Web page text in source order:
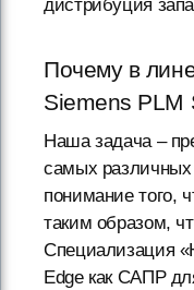
дистрибуция
Почему в
Siemens PLM
Наша задача –
самых различных
понимание того,
таким образом,
Специализация
Edge как САПР